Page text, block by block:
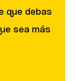
que debas
sea más